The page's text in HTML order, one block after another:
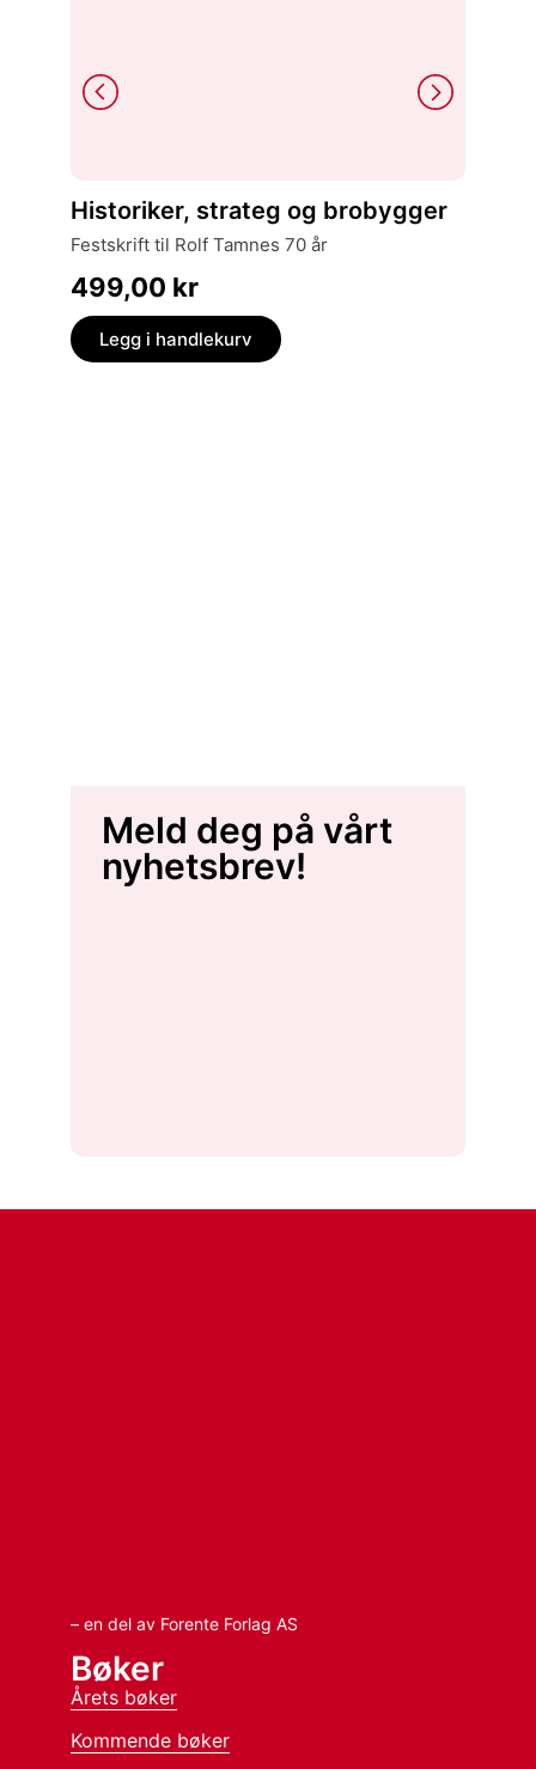
Historiker, strateg og brobygger
festskrift til Rolf Tamnes 70 år
499,00 kr
Legg i handlekurv
Meld deg på vårt
nyhetsbrev!
– en del av Forente Forlag AS
Bøker
Årets bøker
Kommende bøker